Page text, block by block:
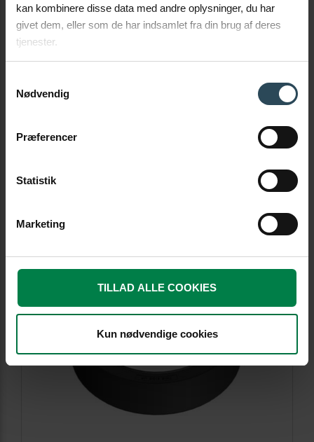
kan kombinere disse data med andre oplysninger, du har
givet dem, eller som de har indsamlet fra din brug af deres
tjenester.
Nødvendig
Præferencer
Statistik
Marketing
TILLAD ALLE COOKIES
Kun nødvendige cookies